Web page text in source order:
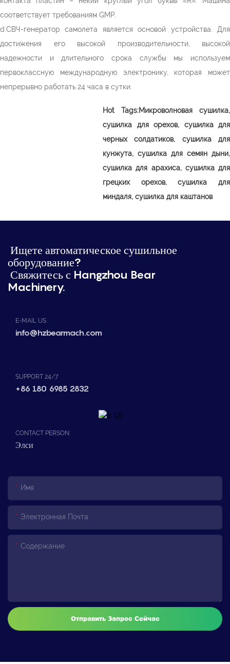
соответствует требованиям GMP.
d.СВЧ-генератор самолета является основой устройства. Для
достижения его высокой производительности, высокой
надежности и длительного срока службы мы используем
первоклассную международную электронику, которая может
непрерывно работать 24 часа в сутки.
Hot Tags:Микроволновая сушилка,
сушилка для орехов, сушилка для
черных солдатиков, сушилка для
кунжута, сушилка для семян дыни,
сушилка для арахиса, сушилка для
грецких орехов, сушилка для
миндаля, сушилка для каштанов
Ищете автоматическое сушильное
оборудование?
Свяжитесь с Hangzhou Bear
Machinery.
E-MAIL US
info@hzbearmach.com
SUPPORT 24/7
+86 180 6985 2832
CONTACT PERSON:
Элси
Имя
Электронная Почта
Содержание
Отправить Запрос Сейчас